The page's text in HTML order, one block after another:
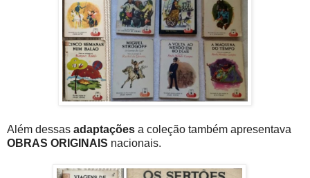
Além dessas adaptações a coleção também apresentava
OBRAS ORIGINAIS nacionais.